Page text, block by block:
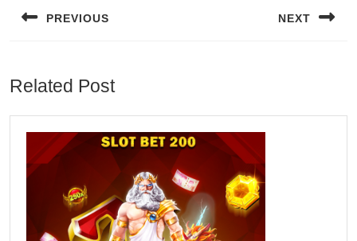
PREVIOUS NEXT
Related Post